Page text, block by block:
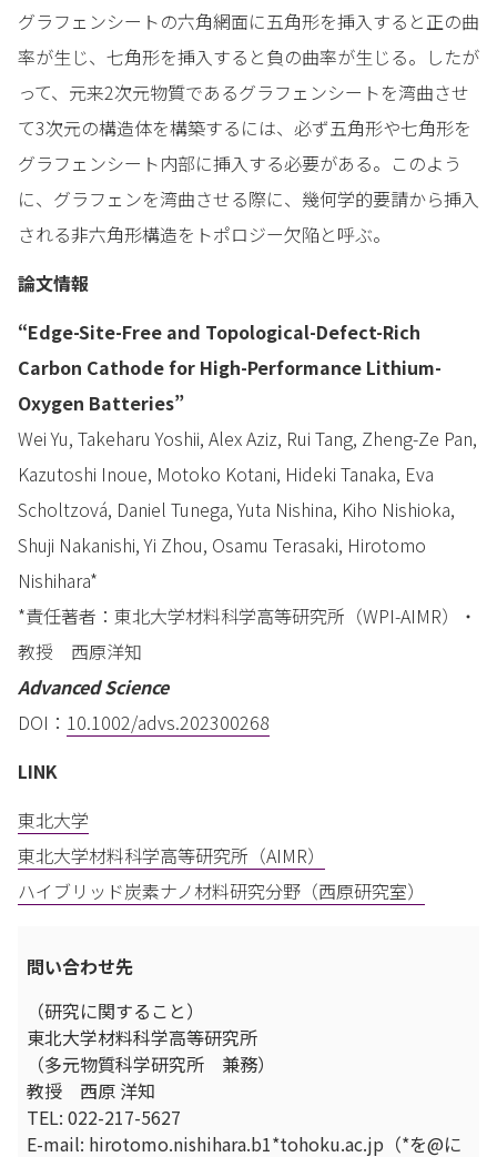
グラフェンシートの六角網面に五角形を挿入すると正の曲
率が生じ、七角形を挿入すると負の曲率が生じる。したが
って、元来2次元物質であるグラフェンシートを湾曲させ
て3次元の構造体を構築するには、必ず五角形や七角形を
グラフェンシート内部に挿入する必要がある。このよう
に、グラフェンを湾曲させる際に、幾何学的要請から挿入
される非六角形構造をトポロジー欠陥と呼ぶ。
論文情報
“Edge-Site-Free and Topological-Defect-Rich
Carbon Cathode for High-Performance Lithium-
Oxygen Batteries”
Wei Yu, Takeharu Yoshii, Alex Aziz, Rui Tang, Zheng-Ze Pan,
Kazutoshi Inoue, Motoko Kotani, Hideki Tanaka, Eva
Scholtzová, Daniel Tunega, Yuta Nishina, Kiho Nishioka,
Shuji Nakanishi, Yi Zhou, Osamu Terasaki, Hirotomo
Nishihara*
*責任著者：東北大学材料科学高等研究所（WPI-AIMR）・
教授 西原洋知
Advanced Science
DOI： 10.1002/advs.202300268
LINK
東北大学
東北大学材料科学高等研究所（AIMR）
ハイブリッド炭素ナノ材料研究分野（西原研究室）
問い合わせ先
（研究に関すること）
東北大学材料科学高等研究所
（多元物質科学研究所 兼務）
教授 西原 洋知
TEL: 022-217-5627
E-mail: hirotomo.nishihara.b1*tohoku.ac.jp（*を@に